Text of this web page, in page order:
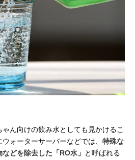
ん向けの飲み水としても見かけるこ
ォーターサーバーなどでは、 特殊な
どを除去した「RO水」 と呼ばれる